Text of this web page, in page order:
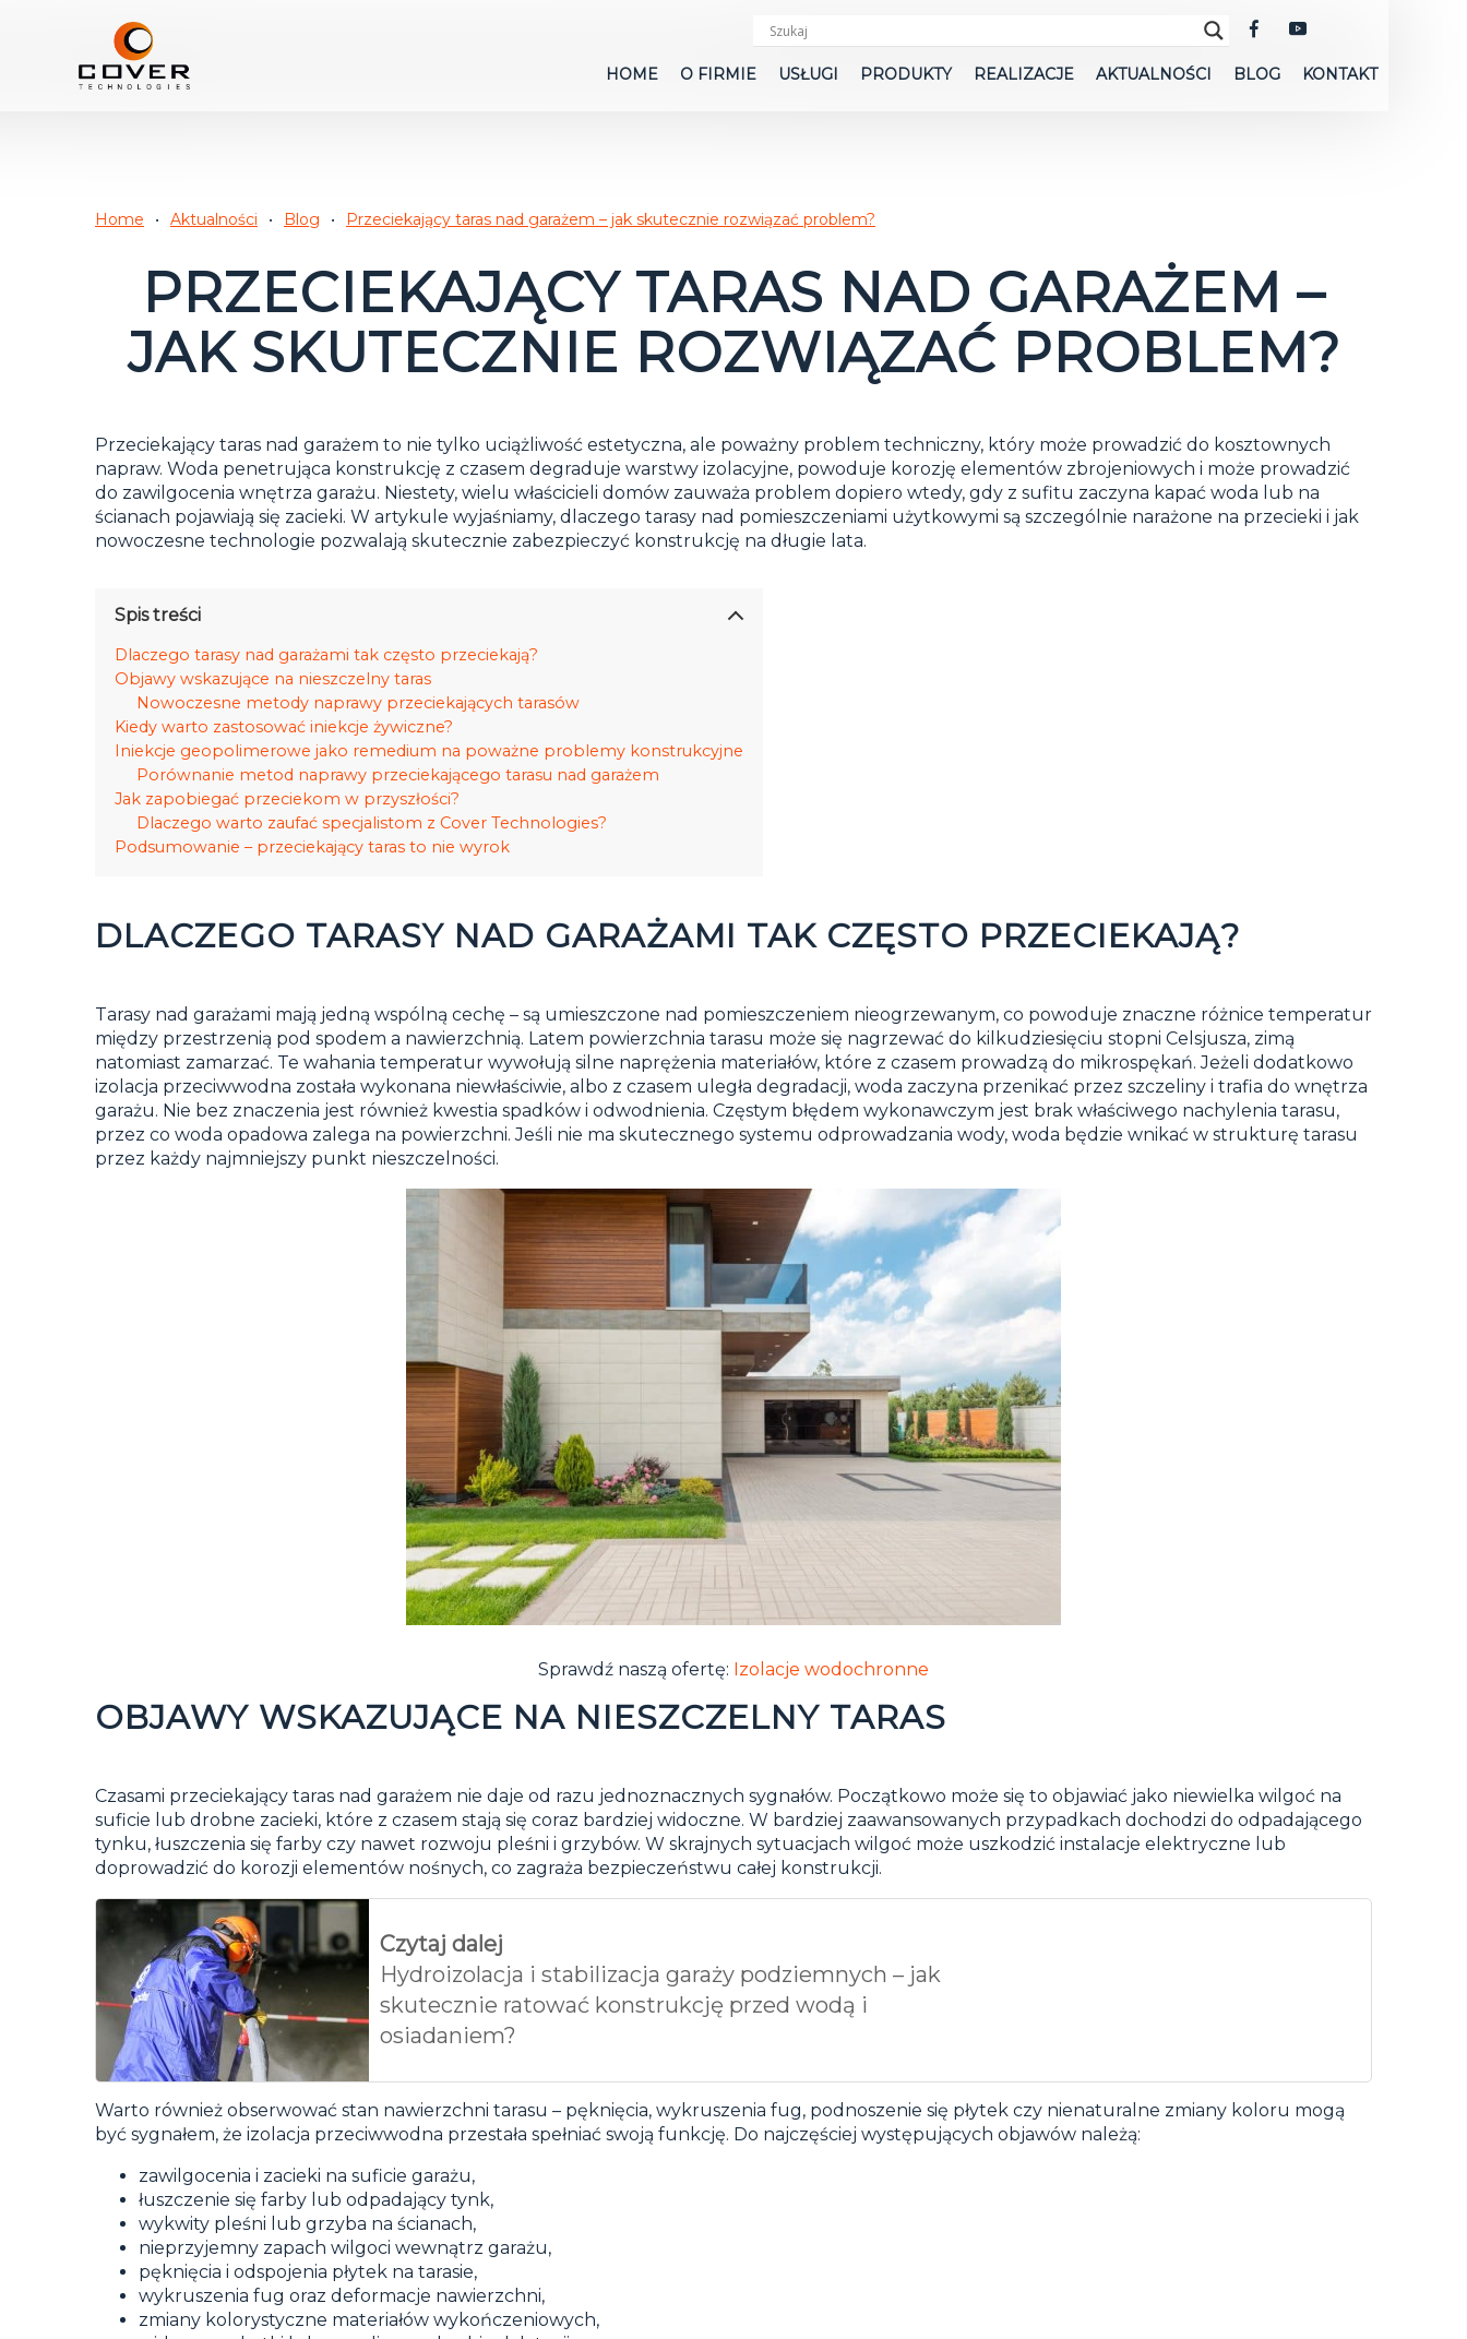
HOME O FIRMIE USŁUGI PRODUKTY REALIZACJE AKTUALNOŚCI BLOG KONTAKT
Home Aktualności Blog Przeciekający taras nad garażem – jak skutecznie rozwiązać problem?
PRZECIEKAJĄCY TARAS NAD GARAŻEM –
JAK SKUTECZNIE ROZWIĄZAĆ PROBLEM?
Przeciekający taras nad garażem to nie tylko uciążliwość estetyczna, ale poważny problem techniczny, który może prowadzić do kosztownych
napraw. Woda penetrująca konstrukcję z czasem degraduje warstwy izolacyjne, powoduje korozję elementów zbrojeniowych i może prowadzić
do zawilgocenia wnętrza garażu. Niestety, wielu właścicieli domów zauważa problem dopiero wtedy, gdy z sufitu zaczyna kapać woda lub na
ścianach pojawiają się zacieki. W artykule wyjaśniamy, dlaczego tarasy nad pomieszczeniami użytkowymi są szczególnie narażone na przecieki i jak
nowoczesne technologie pozwalają skutecznie zabezpieczyć konstrukcję na długie lata.
Spis treści
Dlaczego tarasy nad garażami tak często przeciekają?
Objawy wskazujące na nieszczelny taras
Nowoczesne metody naprawy przeciekających tarasów
Kiedy warto zastosować iniekcje żywiczne?
Iniekcje geopolimerowe jako remedium na poważne problemy konstrukcyjne
Porównanie metod naprawy przeciekającego tarasu nad garażem
Jak zapobiegać przeciekom w przyszłości?
Dlaczego warto zaufać specjalistom z Cover Technologies?
Podsumowanie – przeciekający taras to nie wyrok
DLACZEGO TARASY NAD GARAŻAMI TAK CZĘSTO PRZECIEKAJĄ?
Tarasy nad garażami mają jedną wspólną cechę – są umieszczone nad pomieszczeniem nieogrzewanym, co powoduje znaczne różnice temperatur
między przestrzenią pod spodem a nawierzchnią. Latem powierzchnia tarasu może się nagrzewać do kilkudziesięciu stopni Celsjusza, zimą
natomiast zamarzać. Te wahania temperatur wywołują silne naprężenia materiałów, które z czasem prowadzą do mikrospękań. Jeżeli dodatkowo
izolacja przeciwwodna została wykonana niewłaściwie, albo z czasem uległa degradacji, woda zaczyna przenikać przez szczeliny i trafia do wnętrza
garażu. Nie bez znaczenia jest również kwestia spadków i odwodnienia. Częstym błędem wykonawczym jest brak właściwego nachylenia tarasu,
przez co woda opadowa zalega na powierzchni. Jeśli nie ma skutecznego systemu odprowadzania wody, woda będzie wnikać w strukturę tarasu
przez każdy najmniejszy punkt nieszczelności.
Sprawdź naszą ofertę: Izolacje wodochronne
OBJAWY WSKAZUJĄCE NA NIESZCZELNY TARAS
Czasami przeciekający taras nad garażem nie daje od razu jednoznacznych sygnałów. Początkowo może się to objawiać jako niewielka wilgoć na
suficie lub drobne zacieki, które z czasem stają się coraz bardziej widoczne. W bardziej zaawansowanych przypadkach dochodzi do odpadającego
tynku, łuszczenia się farby czy nawet rozwoju pleśni i grzybów. W skrajnych sytuacjach wilgoć może uszkodzić instalacje elektryczne lub
doprowadzić do korozji elementów nośnych, co zagraża bezpieczeństwu całej konstrukcji.
Czytaj dalej
Hydroizolacja i stabilizacja garaży podziemnych – jak
skutecznie ratować konstrukcję przed wodą i
osiadaniem?
Warto również obserwować stan nawierzchni tarasu – pęknięcia, wykruszenia fug, podnoszenie się płytek czy nienaturalne zmiany koloru mogą
być sygnałem, że izolacja przeciwwodna przestała spełniać swoją funkcję. Do najczęściej występujących objawów należą:
zawilgocenia i zacieki na suficie garażu,
łuszczenie się farby lub odpadający tynk,
wykwity pleśni lub grzyba na ścianach,
nieprzyjemny zapach wilgoci wewnątrz garażu,
pęknięcia i odspojenia płytek na tarasie,
wykruszenia fug oraz deformacje nawierzchni,
zmiany kolorystyczne materiałów wykończeniowych,